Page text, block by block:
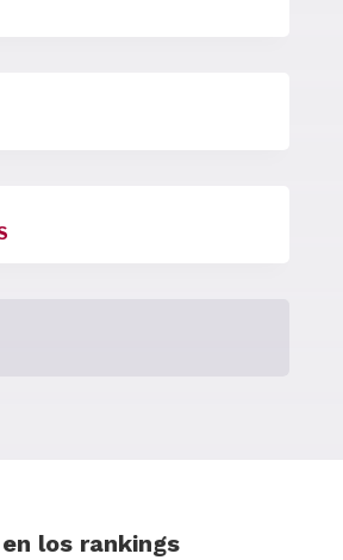
los rankings